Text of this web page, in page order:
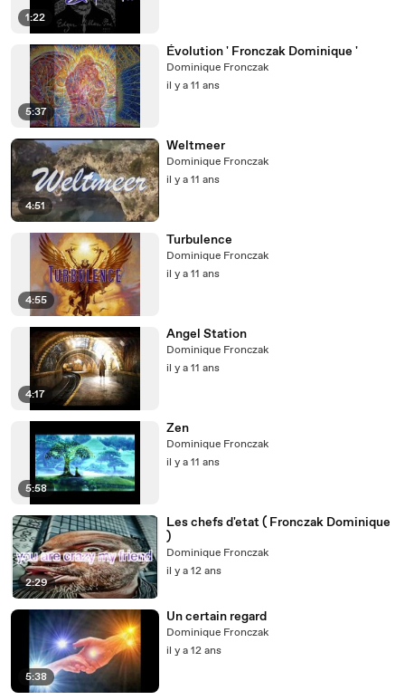
1:22
5:37
Évolution ' Fronczak Dominique '
Dominique Fronczak
il y a 11 ans
4:51
Weltmeer
Dominique Fronczak
il y a 11 ans
4:55
Turbulence
Dominique Fronczak
il y a 11 ans
4:17
Angel Station
Dominique Fronczak
il y a 11 ans
5:58
Zen
Dominique Fronczak
il y a 11 ans
2:29
Les chefs d'etat ( Fronczak Dominique
)
Dominique Fronczak
il y a 12 ans
5:38
Un certain regard
Dominique Fronczak
il y a 12 ans